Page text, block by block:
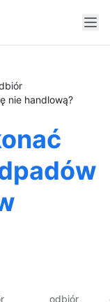
nie handlową?
odbiór